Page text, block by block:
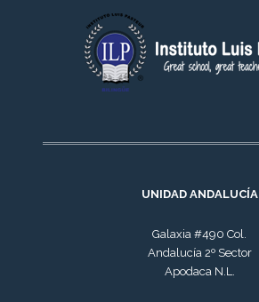
UNIDAD ANDALUCÍA
Galaxia #490 Col.
Andalucía 2º Sector
Apodaca N.L.